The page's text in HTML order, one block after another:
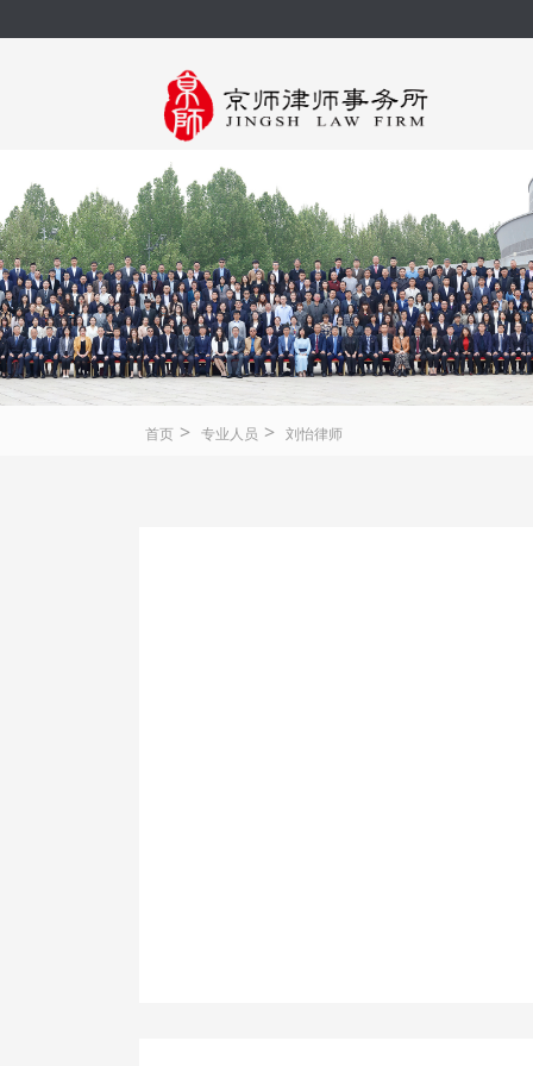
首页 > 专业人员 > 刘怡律师